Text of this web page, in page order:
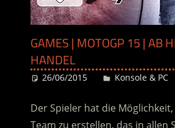
GAMES | MOTOGP 15 | AB
HANDEL
26/06/2015 Desiree
Konsole & PC
Der Spieler hat die
Team zu erstellen, das in allen